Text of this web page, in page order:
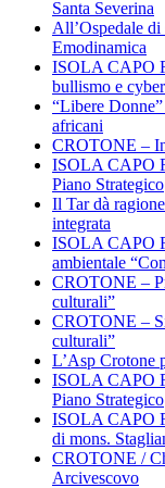
Santa Severina
All’Ospedale
Emodinamica
ISOLA CAPO
bullismo e
“Libere
africani
CROTONE –
ISOLA CAPO
Piano Strategico
Il Tar dà
integrata
ISOLA CAPO
ambientale
CROTONE –
culturali”
CROTONE –
culturali”
L’Asp Crotone
ISOLA CAPO
Piano Strategico
ISOLA CAPO
di mons.
CROTONE /
Arcivescovo